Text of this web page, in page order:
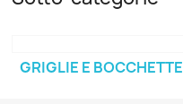
GRIGLIE E BOCCHETTE